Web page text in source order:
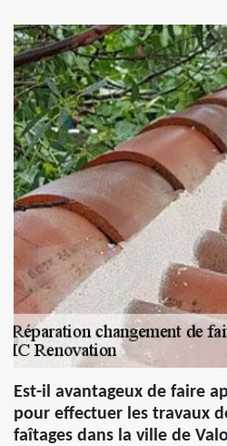
Est-il avantageux de faire
pour effectuer les travaux
faîtages dans la ville de